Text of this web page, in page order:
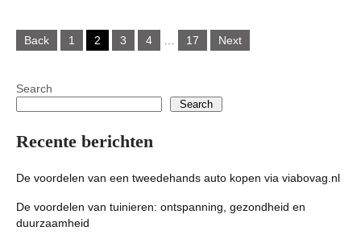
Posts
pagination
Back 1 2 3 4 17 Next
Search
Search
Recente berichten
De voordelen van een tweedehands auto kopen via viabovag.nl
De voordelen van tuinieren: ontspanning, gezondheid en
duurzaamheid